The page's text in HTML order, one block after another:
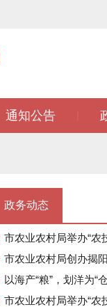
通知公告
政务动态
市农业农村局举办“农
市农业农村局创办揭
以海产“粮”，划洋为“
市农业农村局举办“农